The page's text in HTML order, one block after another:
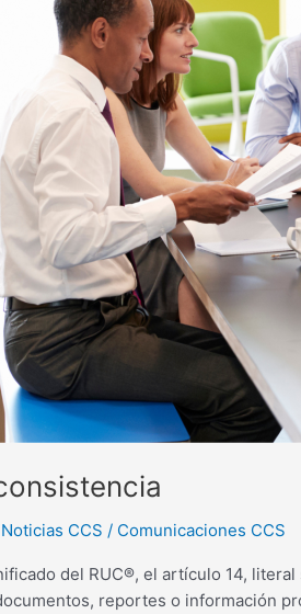
Noticias CCS / Comunicaciones CCS
del RUC®, el artículo 14,
reportes o información